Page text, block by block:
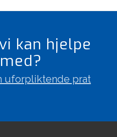
kan hjelpe
uforpliktende prat